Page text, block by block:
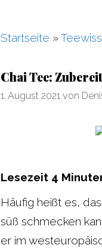
Startseite »
Chai Tee:
1. August 2021 von
Lesezeit 4
Häufig heißt es,
süß schmecken
er im